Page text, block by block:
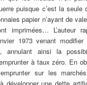
puisque c’est la seule
papier n’ayant de
imprimées… L’auteur
1973 venant
annulant ainsi la
à taux zéro. En
sur les